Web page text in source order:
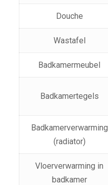
Douche
Wastafel
Badkamermeubel
Badkamertegels
Badkamerverwarming
(radiator)
Vloerverwarming in
badkamer